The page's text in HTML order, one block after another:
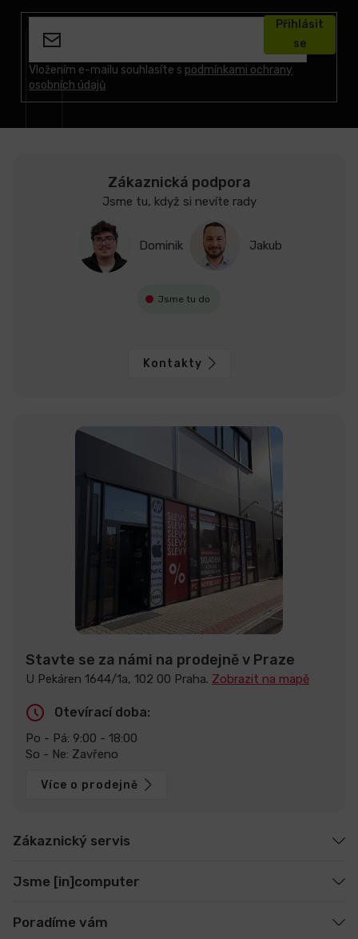
Vložením e-mailu souhlasíte s podmínkami ochrany
osobních údajů
Přihlásit
se
Zákaznická podpora
Jsme tu, když si nevíte rady
Dominik Jakub
Jsme tu do
Kontakty
Stavte se za námi na prodejně v Praze
U Pekáren 1644/1a, 102 00 Praha. Zobrazit na mapě
Otevírací doba:
Po - Pá: 9:00 - 18:00
So - Ne: Zavřeno
Více o prodejně
Zákaznický servis
Jsme [in]computer
Poradíme vám